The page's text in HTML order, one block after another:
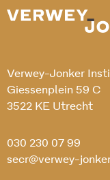
Verwey-Jonker
Giessenplein 59 C
3522 KE Utrecht
030 230 07 99
secr@verwey-